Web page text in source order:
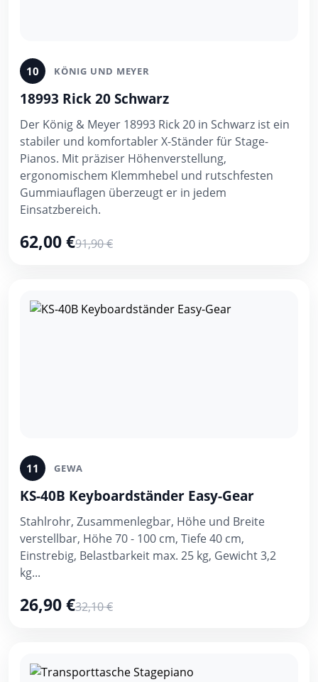
10 KÖNIG UND MEYER
18993 Rick 20 Schwarz
Der König & Meyer 18993 Rick 20 in Schwarz ist ein
stabiler und komfortabler X-Ständer für Stage-
Pianos. Mit präziser Höhenverstellung,
ergonomischem Klemmhebel und rutschfesten
Gummiauflagen überzeugt er in jedem
Einsatzbereich.
62,00 €91,90 €
11 GEWA
KS-40B Keyboardständer Easy-Gear
Stahlrohr, Zusammenlegbar, Höhe und Breite
verstellbar, Höhe 70 - 100 cm, Tiefe 40 cm,
Einstrebig, Belastbarkeit max. 25 kg, Gewicht 3,2
kg...
26,90 €32,10 €